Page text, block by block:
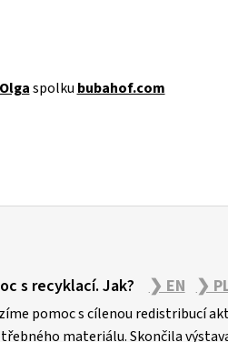
Olgaspolku bubahof.com
s recyklací. Jak? ❯ EN ❯
pomoc s cílenou redistribucí
materiálu. Skončila